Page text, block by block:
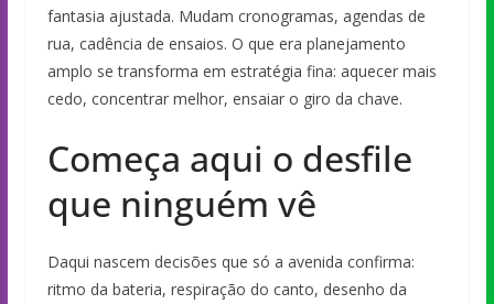
fantasia ajustada. Mudam cronogramas, agendas de
rua, cadência de ensaios. O que era planejamento
amplo se transforma em estratégia fina: aquecer mais
cedo, concentrar melhor, ensaiar o giro da chave.
Começa aqui o desfile
que ninguém vê
Daqui nascem decisões que só a avenida confirma:
ritmo da bateria, respiração do canto, desenho da